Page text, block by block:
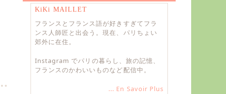
KiKi MAILLET
フランスとフランス語が好きすぎてフラ
ンス人師匠と出会う。現在、パリちょい
郊外に在住。
Instagram でパリの暮らし、旅の記憶、
フランスのかわいいものなど配信中。
... En Savoir Plus